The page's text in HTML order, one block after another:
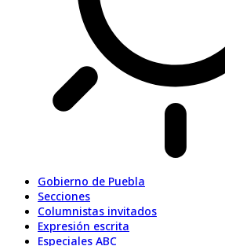
Gobierno de Puebla
Secciones
Columnistas invitados
Expresión escrita
Especiales ABC